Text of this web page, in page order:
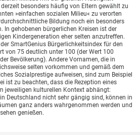
besonders häufig von Eltern gewählt zu
»einfachen sozialen Milieu« zu verorten
Bildung noch ein besonders
In gehobenen bürgerlichen Kreisen ist der
Kindergeneration eher selten anzutreffen.
SmartGenius Bürgerlichkeitsindex für den
von 75 deutlich unter 100 (der Wert 100
Bevölkerung). Andere Vornamen, die in
selten vorkommen und gemäß dem
Sozialprestige aufweisen, sind zum Beispiel
ist zu beachten, dass die Rezeption eines
jeweiligen kulturellen Kontext abhängt:
Deutschland nicht sehr gängig sind, können in
ganz anders wahrgenommen werden und
genießen.